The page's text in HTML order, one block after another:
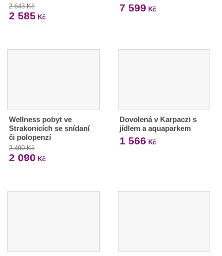
2 643 Kč
2 585 Kč
7 599 Kč
Wellness pobyt ve
Strakonicích se snídaní
či polopenzí
2 490 Kč
2 090 Kč
Dovolená v Karpaczi s
jídlem a aquaparkem
1 566 Kč